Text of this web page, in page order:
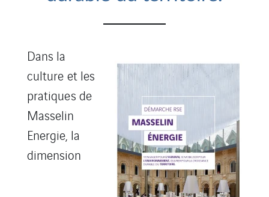
Dans la
culture et les
pratiques de
Masselin
Energie, la
dimension